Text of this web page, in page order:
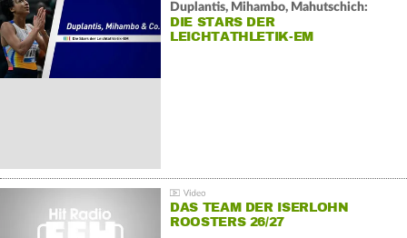
Duplantis, Mihambo, Mahutschich:
DIE STARS DER
LEICHTATHLETIK-EM
DAS TEAM DER ISERLOHN
ROOSTERS 26/27